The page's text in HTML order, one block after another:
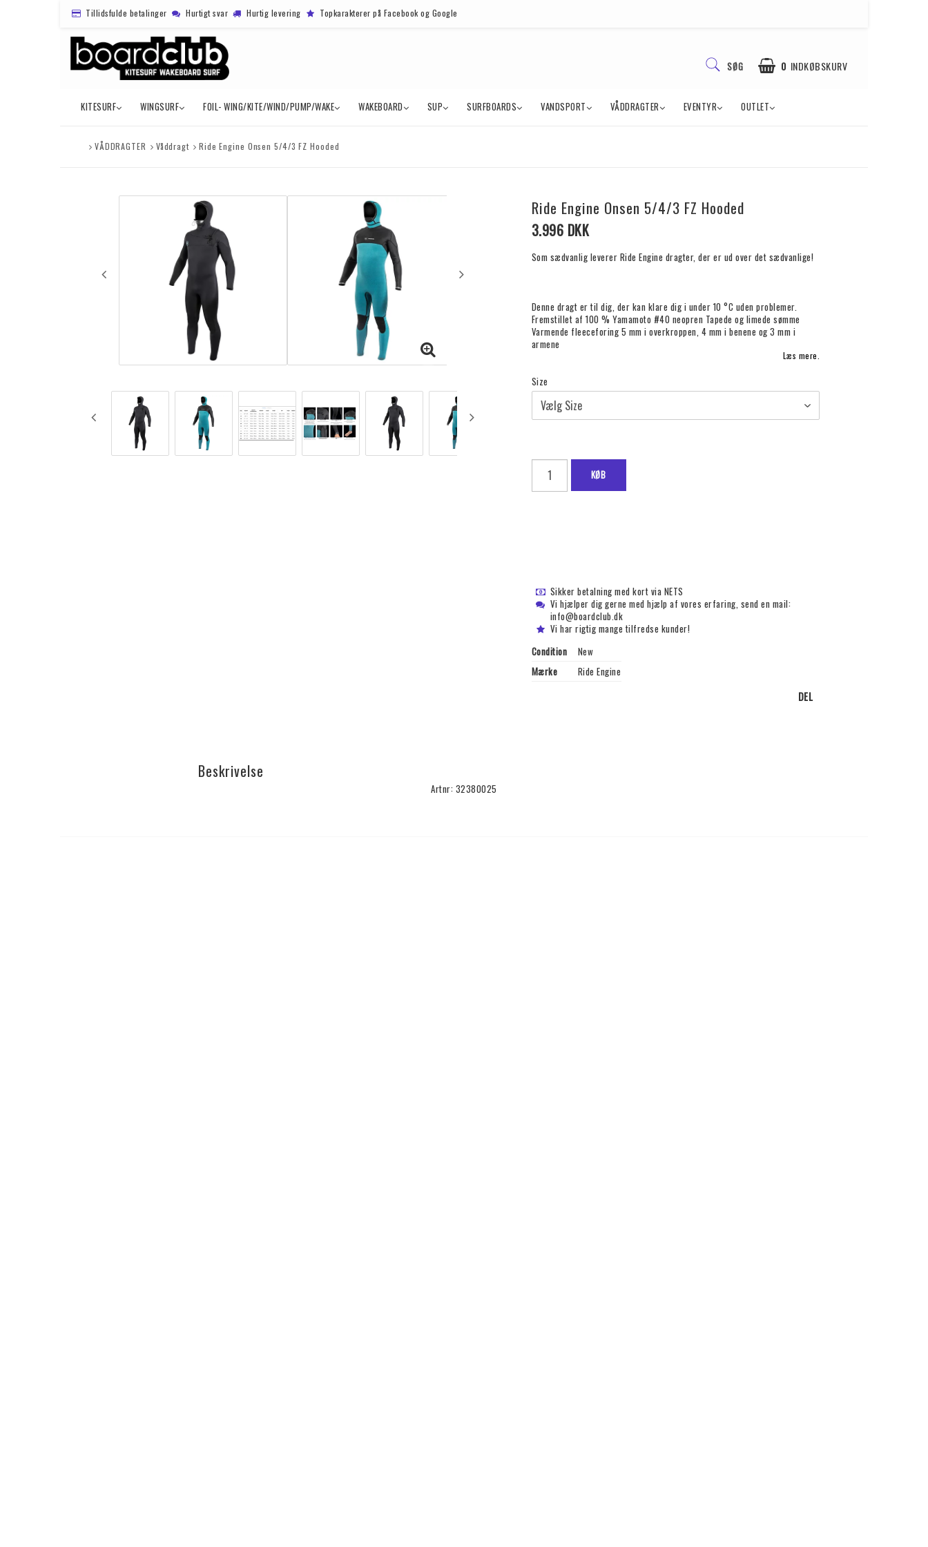
Tillidsfulde betalinger Hurtigt svar Hurtig levering Topkarakterer på Facebook og Google
0 INDKØBSKURV
SØG
KITESURF WINGSURF FOIL- WING/KITE/WIND/PUMP/WAKE WAKEBOARD SUP SURFBOARDS VANDSPORT VÅDDRAGTER EVENTYR OUTLET
VÅDDRAGTER Våddragt Ride Engine Onsen 5/4/3 FZ Hooded
Ride Engine Onsen 5/4/3 FZ Hooded
3.996 DKK
Som sædvanlig leverer Ride Engine dragter, der er ud over det sædvanlige!
Denne dragt er til dig, der kan klare dig i under 10 °C uden problemer.
Fremstillet af 100 % Yamamoto #40 neopren Tapede og limede sømme
Varmende fleeceforing 5 mm i overkroppen, 4 mm i benene og 3 mm i
armene
Læs mere.
Size
KØB
Sikker betalning med kort via NETS
Vi hjælper dig gerne med hjælp af vores erfaring, send en mail:
info@boardclub.dk
Vi har rigtig mange tilfredse kunder!
Condition
New
Mærke
Ride Engine
DEL
Beskrivelse
Artnr: 32380025